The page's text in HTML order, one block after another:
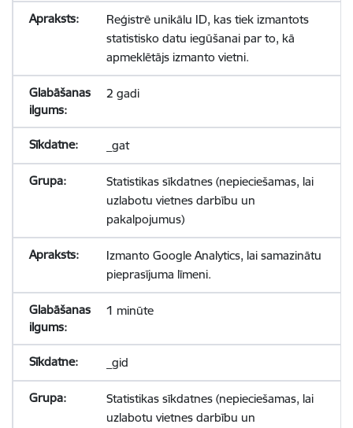
Reģistrē unikālu ID, kas tiek izmantots
statistisko datu iegūšanai par to, kā
apmeklētājs izmanto vietni.
2 gadi
_gat
Statistikas sīkdatnes (nepieciešamas, lai
uzlabotu vietnes darbību un
pakalpojumus)
Izmanto Google Analytics, lai samazinātu
pieprasījuma līmeni.
1 minūte
_gid
Statistikas sīkdatnes (nepieciešamas, lai
uzlabotu vietnes darbību un